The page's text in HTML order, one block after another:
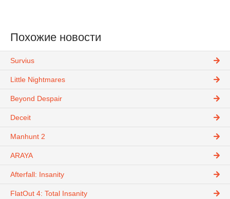
Похожие новости
Survius
Little Nightmares
Beyond Despair
Deceit
Manhunt 2
ARAYA
Afterfall: Insanity
FlatOut 4: Total Insanity